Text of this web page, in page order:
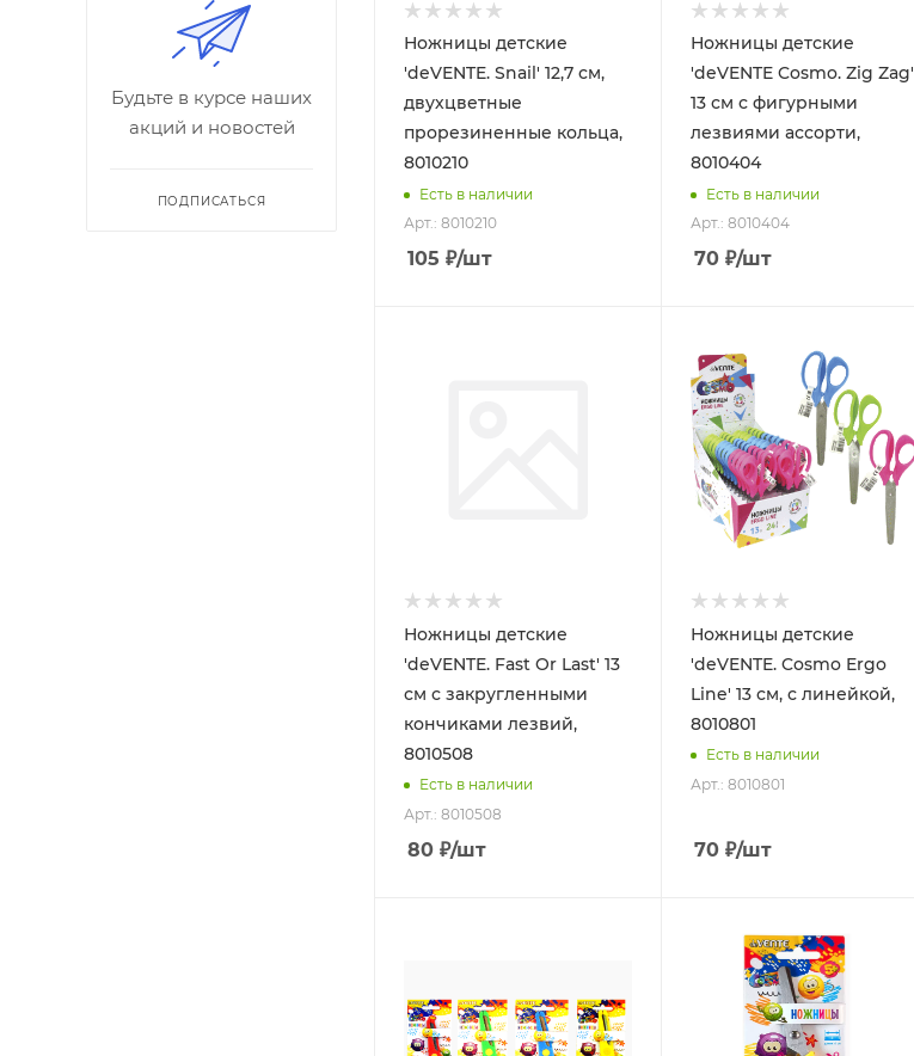
Ножницы детские
'deVENTE. Snail' 12,7 см,
двухцветные
прорезиненные кольца,
8010210
Есть в наличии
Арт.: 8010210
105 ₽/шт
Ножницы детские
'deVENTE Cosmo. Zig Zag'
13 см с фигурными
лезвиями ассорти,
8010404
Есть в наличии
Арт.: 8010404
70₽/шт
Ножницы детские
'deVENTE. Fast Or Last' 13
см с закругленными
кончиками лезвий,
8010508
Есть в наличии
Арт.: 8010508
80 ₽/шт
Ножницы детские
'deVENTE. Cosmo Ergo
Line' 13 см, с линейкой,
8010801
Есть в наличии
Арт.: 8010801
70₽/шт
Будьте в курсе наших
акций и новостей
ПОДПИСАТЬСЯ